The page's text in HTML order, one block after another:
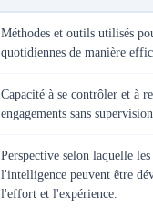
Méthodes et outils utilisés
quotidiennes de manière
Capacité à se contrôler et à
engagements sans
Perspective selon laquelle les
l'intelligence peuvent être
l'effort et l'expérience.